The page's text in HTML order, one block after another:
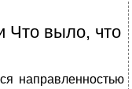
Что выло, что
направленностью